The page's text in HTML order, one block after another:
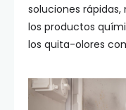
soluciones rápidas,
los productos
los quita-olores